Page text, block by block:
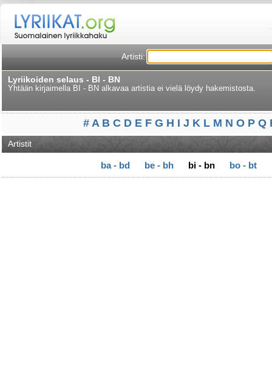
Artisti:
Lyriikoiden selaus - BI - BN
Yhtään kirjaimella BI - BN alkavaa artistia ei vielä löydy hakemistosta.
# A B C D E F G H I J K L M N O P Q
Artistit
ba - bd be - bh bi - bn bo - bt